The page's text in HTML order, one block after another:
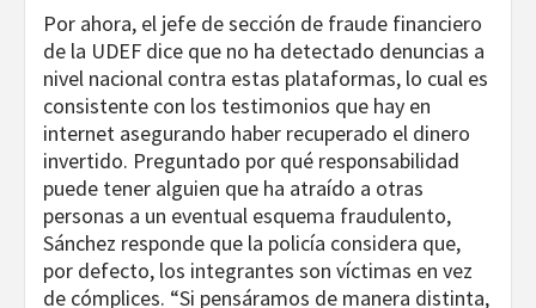
Por ahora, el jefe de sección de fraude financiero
de la UDEF dice que no ha detectado denuncias a
nivel nacional contra estas plataformas, lo cual es
consistente con los testimonios que hay en
internet asegurando haber recuperado el dinero
invertido. Preguntado por qué responsabilidad
puede tener alguien que ha atraído a otras
personas a un eventual esquema fraudulento,
Sánchez responde que la policía considera que,
por defecto, los integrantes son víctimas en vez
de cómplices. “Si pensáramos de manera distinta,